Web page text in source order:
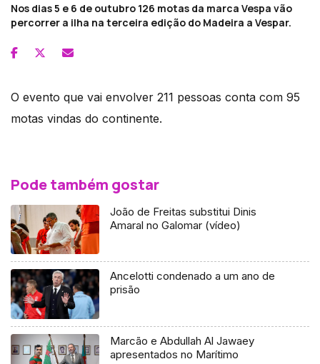
Nos dias 5 e 6 de outubro 126 motas da marca Vespa vão
percorrer a ilha na terceira edição do Madeira a Vespar.
O evento que vai envolver 211 pessoas conta com 95
motas vindas do continente.
Pode também gostar
João de Freitas substitui Dinis
Amaral no Galomar (vídeo)
Ancelotti condenado a um ano de
prisão
Marcão e Abdullah Al Jawaey
apresentados no Marítimo